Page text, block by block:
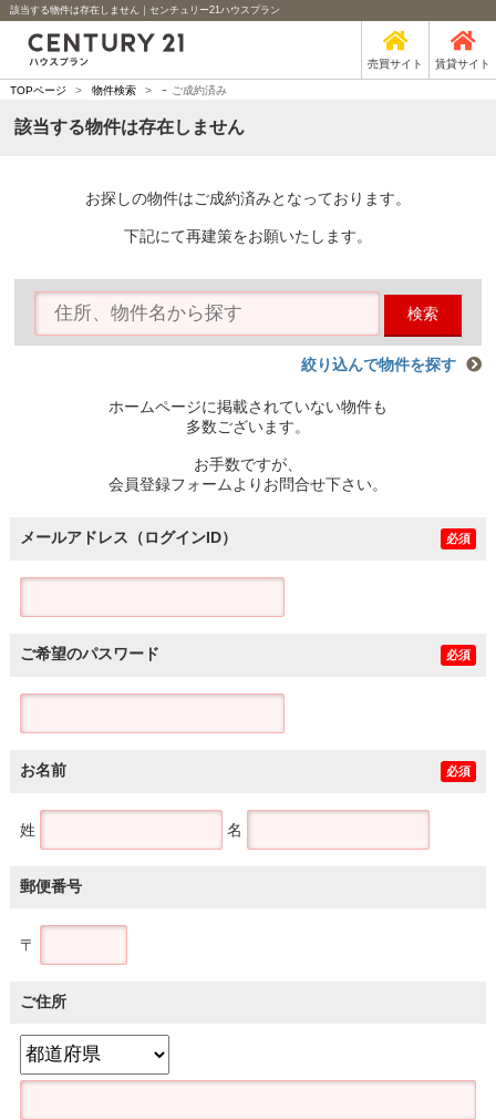
該当する物件は存在しません｜センチュリー21ハウスプラン
売買サイト 賃貸サイト
TOPページ > 物件検索 > - ご成約済み
該当する物件は存在しません
お探しの物件はご成約済みとなっております。
下記にて再建策をお願いたします。
検索
絞り込んで物件を探す
ホームページに掲載されていない物件も
多数ございます。
お手数ですが、
会員登録フォームよりお問合せ下さい。
メールアドレス（ログインID） 必須
ご希望のパスワード 必須
お名前 必須
姓 名
郵便番号
〒
ご住所